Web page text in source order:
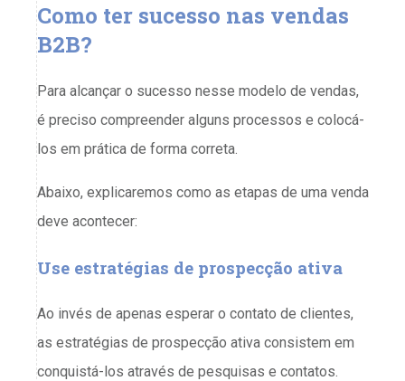
Como ter sucesso nas vendas
B2B?
Para alcançar o sucesso nesse modelo de vendas,
é preciso compreender alguns processos e colocá-
los em prática de forma correta.
Abaixo, explicaremos como as etapas de uma venda
deve acontecer:
Use estratégias de prospecção ativa
Ao invés de apenas esperar o contato de clientes,
as estratégias de prospecção ativa consistem em
conquistá-los através de pesquisas e contatos.